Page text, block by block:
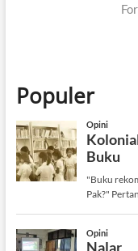
Populer